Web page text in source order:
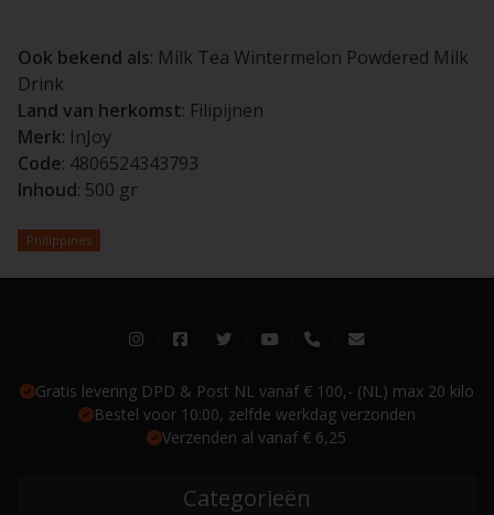
Ook bekend als: Milk Tea Wintermelon Powdered Milk
Drink
Land van herkomst: Filipijnen
Merk: InJoy
Code: 4806524343793
Inhoud: 500 gr
Philippines
Gratis levering DPD & Post NL vanaf € 100,- (NL) max 20 kilo
Bestel voor 10:00, zelfde werkdag verzonden
Verzenden al vanaf € 6,25
Categorieën